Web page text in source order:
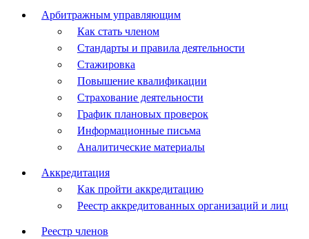
Арбитражным управляющим
Как стать членом
Стандарты и правила деятельности
Стажировка
Повышение квалификации
Страхование деятельности
График плановых проверок
Информационные письма
Аналитические материалы
Аккредитация
Как пройти аккредитацию
Реестр аккредитованных организаций и лиц
Реестр членов